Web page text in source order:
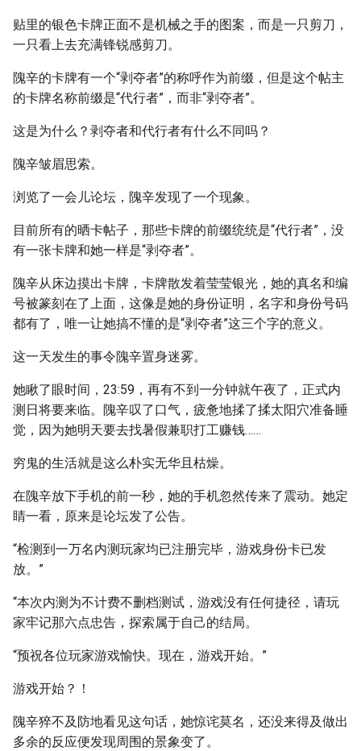
贴里的银色卡牌正面不是机械之手的图案，而是一只剪刀，
一只看上去充满锋锐感剪刀。
隗辛的卡牌有一个“剥夺者”的称呼作为前缀，但是这个帖主
的卡牌名称前缀是“代行者”，而非“剥夺者”。
这是为什么？剥夺者和代行者有什么不同吗？
隗辛皱眉思索。
浏览了一会儿论坛，隗辛发现了一个现象。
目前所有的晒卡帖子，那些卡牌的前缀统统是“代行者”，没
有一张卡牌和她一样是“剥夺者”。
隗辛从床边摸出卡牌，卡牌散发着莹莹银光，她的真名和编
号被篆刻在了上面，这像是她的身份证明，名字和身份号码
都有了，唯一让她搞不懂的是“剥夺者”这三个字的意义。
这一天发生的事令隗辛置身迷雾。
她瞅了眼时间，23:59，再有不到一分钟就午夜了，正式内
测日将要来临。隗辛叹了口气，疲惫地揉了揉太阳穴准备睡
觉，因为她明天要去找暑假兼职打工赚钱……
穷鬼的生活就是这么朴实无华且枯燥。
在隗辛放下手机的前一秒，她的手机忽然传来了震动。她定
睛一看，原来是论坛发了公告。
“检测到一万名内测玩家均已注册完毕，游戏身份卡已发
放。”
“本次内测为不计费不删档测试，游戏没有任何捷径，请玩
家牢记那六点忠告，探索属于自己的结局。
“预祝各位玩家游戏愉快。现在，游戏开始。”
游戏开始？！
隗辛猝不及防地看见这句话，她惊诧莫名，还没来得及做出
多余的反应便发现周围的景象变了。